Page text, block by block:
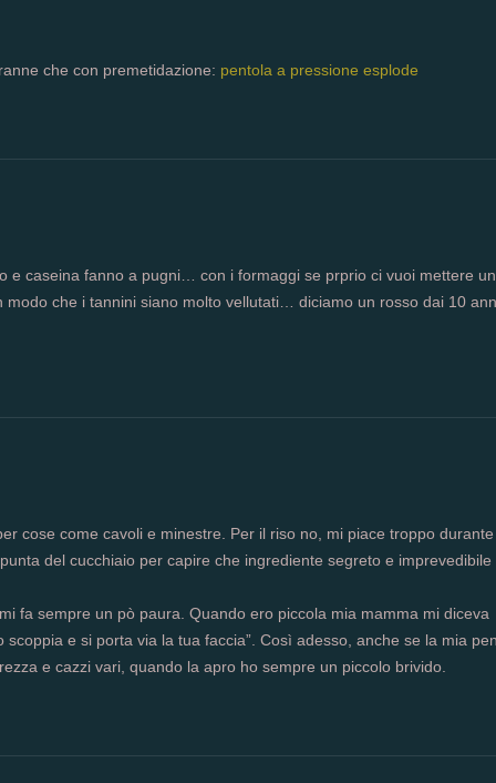
che con premetidazione: pentola a pressione esplode
e caseina fanno a pugni… con i formaggi se prprio ci vuoi mettere un
che i tannini siano molto vellutati… diciamo un rosso dai 10
cose come cavoli e minestre. Per il riso no, mi piace troppo
del cucchiaio per capire che ingrediente segreto e imprevedibile
fa sempre un pò paura. Quando ero piccola mia mamma mi diceva
e si porta via la tua faccia”. Così adesso, anche se la mia
e cazzi vari, quando la apro ho sempre un piccolo brivido.